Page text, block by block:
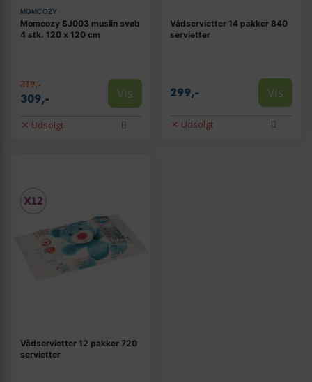
MOMCOZY
Momcozy SJ003 muslin svøb
4 stk. 120 x 120 cm
319,-
309,- Vis
Udsolgt
Vådservietter 14 pakker 840
servietter
299,- Vis
Udsolgt
Vådservietter 12 pakker 720
servietter